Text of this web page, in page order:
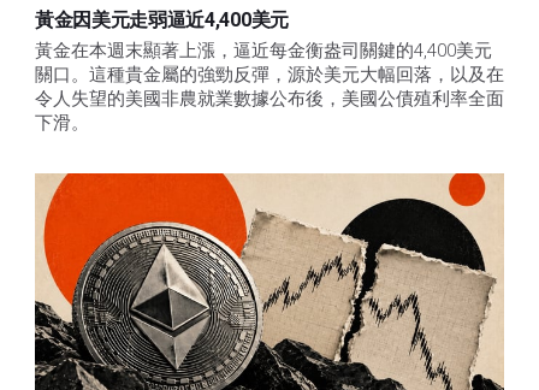
黃金因美元走弱逼近4,400美元
黃金在本週末顯著上漲，逼近每金衡盎司關鍵的4,400美元
關口。這種貴金屬的強勁反彈，源於美元大幅回落，以及在
令人失望的美國非農就業數據公布後，美國公債殖利率全面
下滑。